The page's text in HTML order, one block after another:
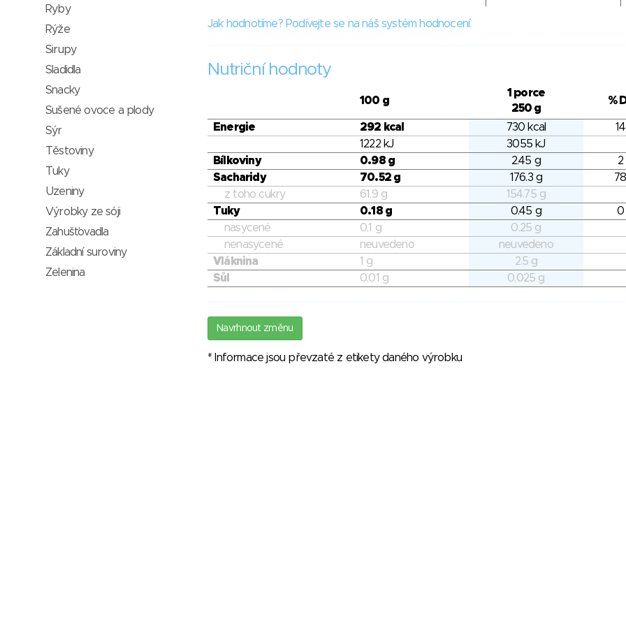
Jak hodnotíme? Podívejte se na náš systém hodnocení.
Nutriční hodnoty
100 g
1 porce
250 g
%
Energie 292 kcal 730 kcal
1222 kJ
3055 kJ
Bílkoviny
0.98 g 2.45 g
2
Sacharidy
70.52 g 176.3 g
z toho cukry
61.9 g
154.75 g
Tuky
0.18 g 0.45 g
0
nasycené
0.1 g
0.25 g
nenasycené
neuvedeno
neuvedeno
Vláknina
1 g
2.5 g
Sůl
0.01 g 0.025 g
Navrhnout změnu
* Informace jsou převzaté z etikety daného výrobku
Ryby
Rýže
Sirupy
Sladidla
Snacky
Sušené ovoce a plody
Sýr
Těstoviny
Tuky
Uzeniny
Výrobky ze sóji
Zahušťovadla
Základní suroviny
Zelenina